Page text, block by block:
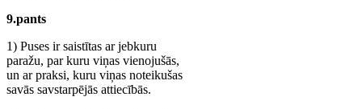
9.pants
1) Puses ir saistītas ar jebkuru
paražu, par kuru viņas vienojušās,
un ar praksi, kuru viņas noteikušas
savās savstarpējās attiecībās.